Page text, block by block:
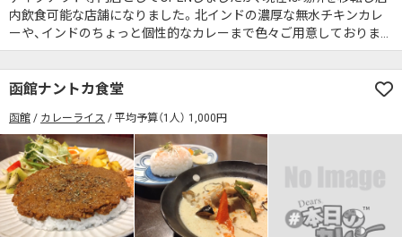
内飲食可能な店舗になりました。北インドの濃厚な無水チキンカレ
ーや、インドのちょっと個性的なカレーまで色々ご用意しておりま
す。元々中華のお店をやっていた為、中華なお惣菜やダルスと言う海
藻の塩を使った塩杏仁豆腐などもご用意しております。函館名物の
イカスミを使った無水チキンカレーもございます！
函館ナントカ食堂
函館 カレーライス 平均予算（1人） 1,000円